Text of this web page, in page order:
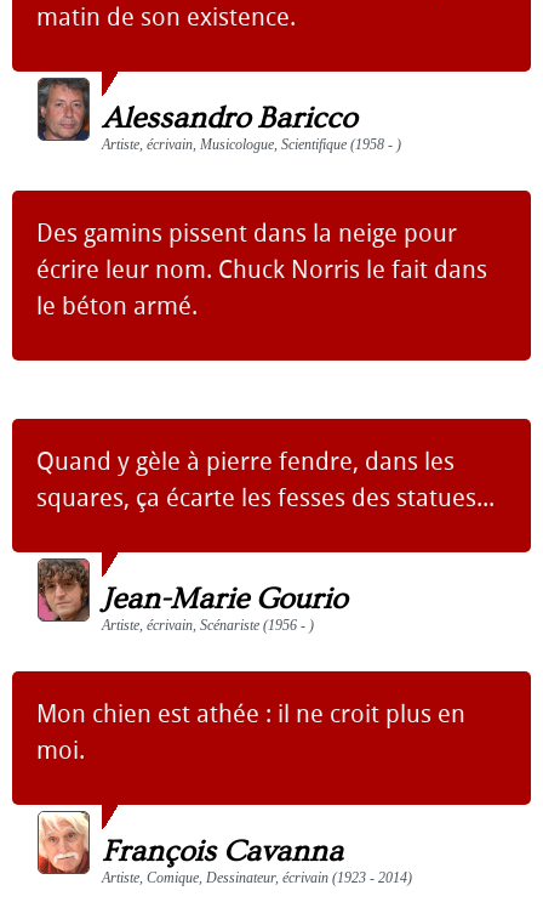
matin de son existence.
Alessandro Baricco
Artiste, écrivain, Musicologue, Scientifique (1958 - )
Des gamins pissent dans la neige pour
écrire leur nom. Chuck Norris le fait dans
le béton armé.
Quand y gèle à pierre fendre, dans les
squares, ça écarte les fesses des statues...
Jean-Marie Gourio
Artiste, écrivain, Scénariste (1956 - )
Mon chien est athée : il ne croit plus en
moi.
François Cavanna
Artiste, Comique, Dessinateur, écrivain (1923 - 2014)